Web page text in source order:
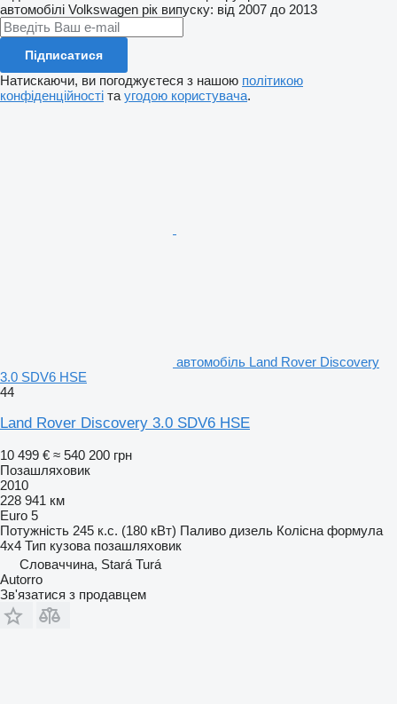
автомобілі Volkswagen рік випуску: від 2007 до 2013
Підписатися
Натискаючи, ви погоджуєтеся з нашою політикою
конфіденційності та угодою користувача.
автомобіль Land Rover Discovery
3.0 SDV6 HSE
44
Land Rover Discovery 3.0 SDV6 HSE
10 499 € ≈ 540 200 грн
Позашляховик
2010
228 941 км
Euro 5
Потужність 245 к.с. (180 кВт) Паливо дизель Колісна формула
4x4 Тип кузова позашляховик
Словаччина, Stará Turá
Autorro
Зв'язатися з продавцем